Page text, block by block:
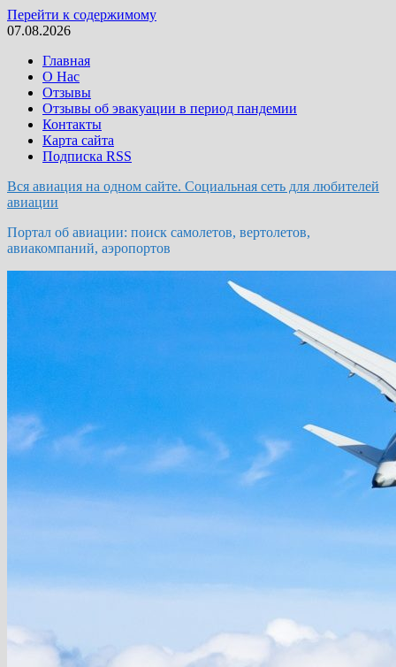
Перейти к содержимому
07.08.2026
Главная
О Нас
Отзывы
Отзывы об эвакуации в период пандемии
Контакты
Карта сайта
Подписка RSS
Вся авиация на одном сайте. Социальная сеть для любителей
авиации
Портал об авиации: поиск самолетов, вертолетов,
авиакомпаний, аэропортов